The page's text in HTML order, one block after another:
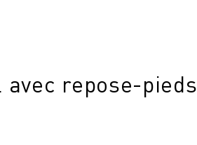
avec repose-pieds